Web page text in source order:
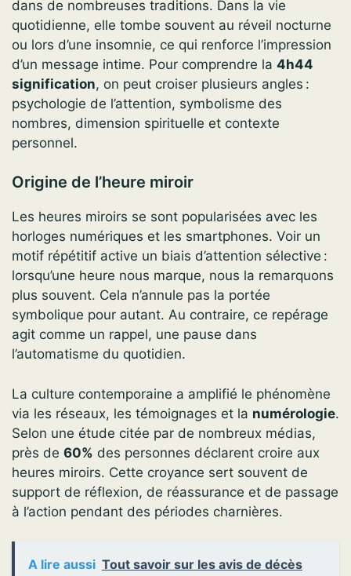
dans de nombreuses traditions. Dans la vie
quotidienne, elle tombe souvent au réveil nocturne
ou lors d’une insomnie, ce qui renforce l’impression
d’un message intime. Pour comprendre la 4h44
signification, on peut croiser plusieurs angles :
psychologie de l’attention, symbolisme des
nombres, dimension spirituelle et contexte
personnel.
Origine de l’heure miroir
Les heures miroirs se sont popularisées avec les
horloges numériques et les smartphones. Voir un
motif répétitif active un biais d’attention sélective :
lorsqu’une heure nous marque, nous la remarquons
plus souvent. Cela n’annule pas la portée
symbolique pour autant. Au contraire, ce repérage
agit comme un rappel, une pause dans
l’automatisme du quotidien.
La culture contemporaine a amplifié le phénomène
via les réseaux, les témoignages et la numérologie.
Selon une étude citée par de nombreux médias,
près de 60% des personnes déclarent croire aux
heures miroirs. Cette croyance sert souvent de
support de réflexion, de réassurance et de passage
à l’action pendant des périodes charnières.
A lire aussi Tout savoir sur les avis de décès